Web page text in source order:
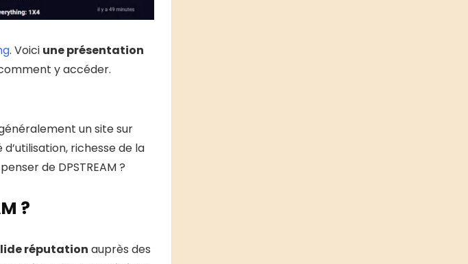
. Voici une présentation
y accéder.
un site sur
richesse de la
de DPSTREAM ?
?
réputation auprès des